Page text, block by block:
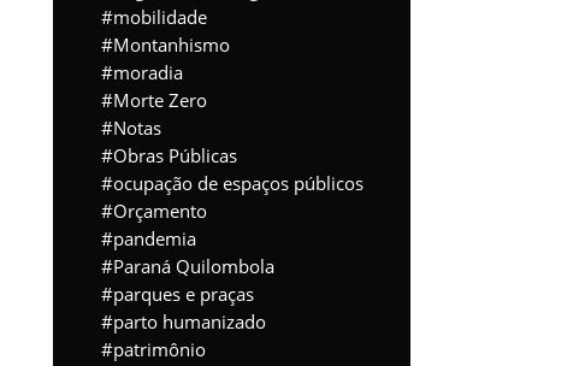
mobilidade
Montanhismo
moradia
Morte Zero
Notas
Obras Públicas
ocupação de espaços públicos
Orçamento
pandemia
Paraná Quilombola
parques e praças
parto humanizado
patrimônio